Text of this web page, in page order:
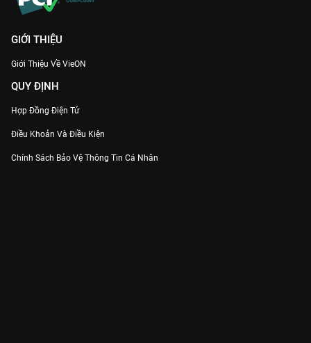
GIỚI THIỆU
Giới Thiệu Về VieON
QUY ĐỊNH
Hợp Đồng Điện Tử
Điều Khoản Và Điều Kiện
Chính Sách Bảo Vệ Thông Tin Cá Nhân